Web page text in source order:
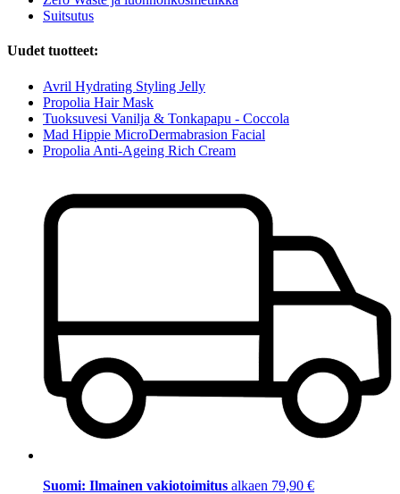
Suitsutus
Uudet tuotteet:
Avril Hydrating Styling Jelly
Propolia Hair Mask
Tuoksuvesi Vanilja & Tonkapapu - Coccola
Mad Hippie MicroDermabrasion Facial
Propolia Anti-Ageing Rich Cream
Suomi: Ilmainen vakiotoimitus alkaen 79,90 €